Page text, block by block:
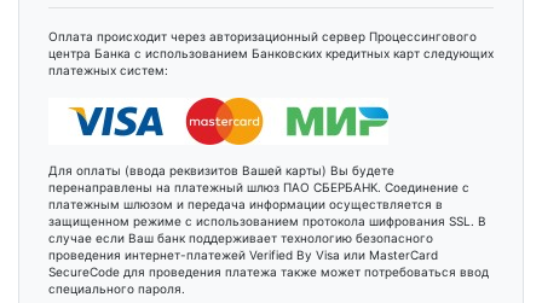
Оплата происходит через авторизационный сервер Процессингового
центра Банка с использованием Банковских кредитных карт следующих
платежных систем:
Для оплаты (ввода реквизитов Вашей карты) Вы будете
перенаправлены на платежный шлюз ПАО СБЕРБАНК. Соединение с
платежным шлюзом и передача информации осуществляется в
защищенном режиме с использованием протокола шифрования SSL. В
случае если Ваш банк поддерживает технологию безопасного
проведения интернет-платежей Verified By Visa или MasterCard
SecureCode для проведения платежа также может потребоваться ввод
специального пароля.